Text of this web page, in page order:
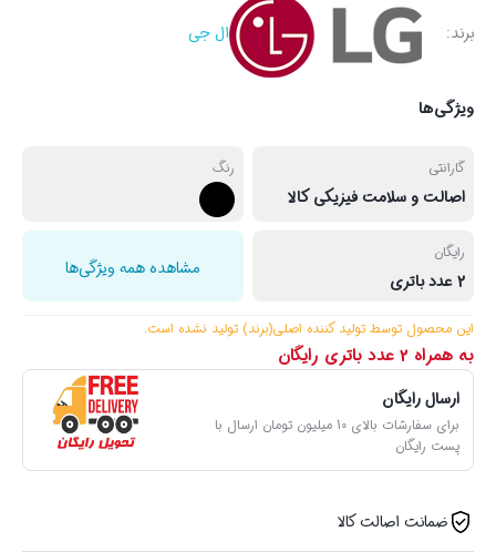
برند: ال جی
ویژگی‌ها
گارانتی
اصالت و سلامت فیزیکی کالا
رنگ
رایگان
2 عدد باتری
مشاهده همه ویژگی‌ها
این محصول توسط تولید کننده اصلی(برند) تولید نشده ‌است.
به همراه 2 عدد باتری رایگان
ارسال رایگان
برای سفارشات بالای 10 میلیون تومان ارسال با
پست رایگان
ضمانت اصالت کالا